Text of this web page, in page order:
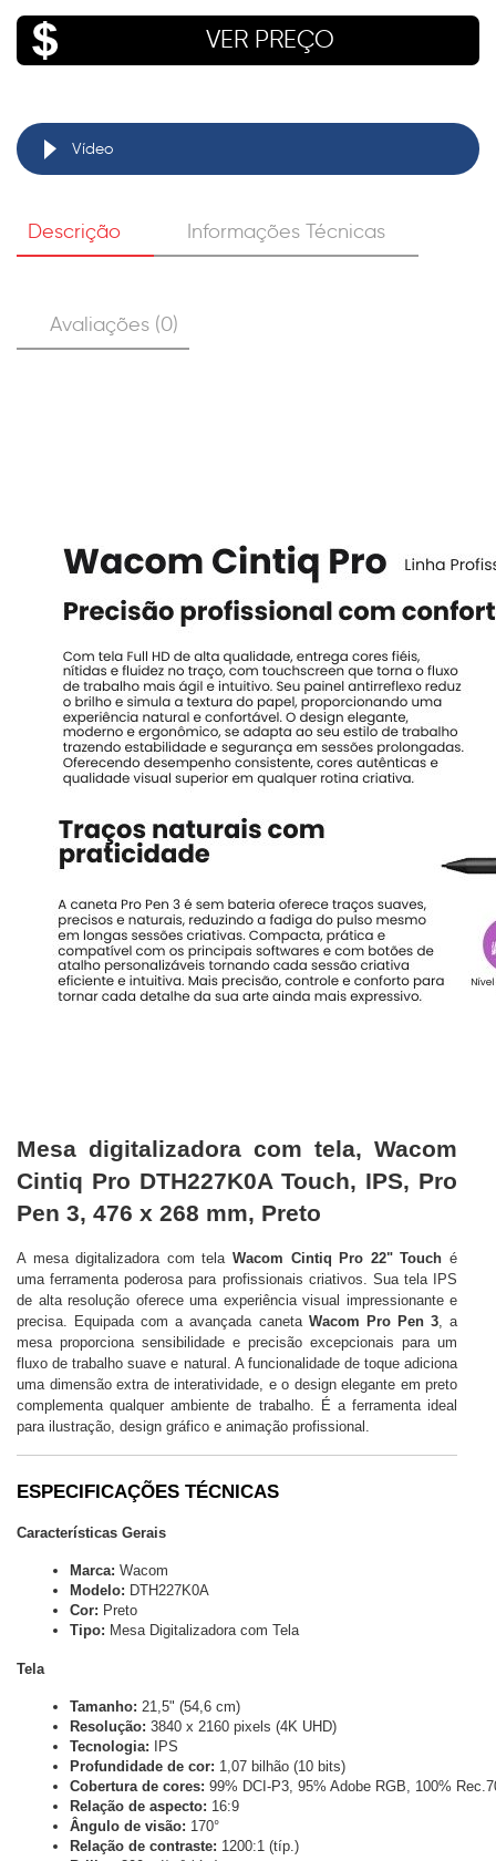
VER PREÇO
Vídeo
Descrição Informações Técnicas
Avaliações (0)
Mesa digitalizadora com tela, Wacom
Cintiq Pro DTH227K0A Touch, IPS, Pro
Pen 3, 476 x 268 mm, Preto
A mesa digitalizadora com tela Wacom Cintiq Pro 22" Touch é
uma ferramenta poderosa para profissionais criativos. Sua tela IPS
de alta resolução oferece uma experiência visual impressionante e
precisa. Equipada com a avançada caneta Wacom Pro Pen 3, a
mesa proporciona sensibilidade e precisão excepcionais para um
fluxo de trabalho suave e natural. A funcionalidade de toque adiciona
uma dimensão extra de interatividade, e o design elegante em preto
complementa qualquer ambiente de trabalho. É a ferramenta ideal
para ilustração, design gráfico e animação profissional.
ESPECIFICAÇÕES TÉCNICAS
Características Gerais
Marca: Wacom
Modelo: DTH227K0A
Cor: Preto
Tipo: Mesa Digitalizadora com Tela
Tela
Tamanho: 21,5" (54,6 cm)
Resolução: 3840 x 2160 pixels (4K UHD)
Tecnologia: IPS
Profundidade de cor: 1,07 bilhão (10 bits)
Cobertura de cores: 99% DCI-P3, 95% Adobe RGB, 100%
Relação de aspecto: 16:9
Ângulo de visão: 170°
Relação de contraste: 1200:1 (típ.)